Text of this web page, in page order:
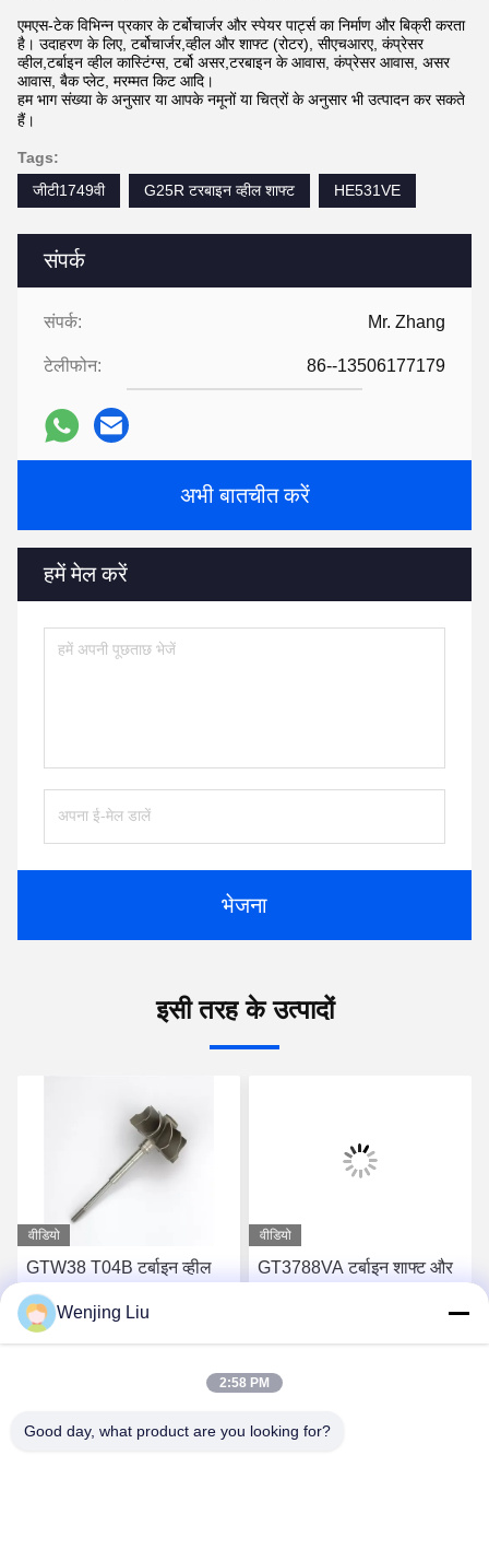
संपर्क
संपर्क: Mr. Zhang
टेलीफोन: 86--13506177179
अभी बातचीत करें
हमें मेल करें
भेजना
एमएस-टेक विभिन्न प्रकार के टर्बोचार्जर और स्पेयर पार्ट्स का निर्माण और बिक्री करता
है। उदाहरण के लिए, टर्बोचार्जर,व्हील और शाफ्ट (रोटर), सीएचआरए, कंप्रेसर
व्हील,टर्बाइन व्हील कास्टिंग्स, टर्बो असर,टरबाइन के आवास, कंप्रेसर आवास, असर
आवास, बैक प्लेट, मरम्मत किट आदि।
हम भाग संख्या के अनुसार या आपके नमूनों या चित्रों के अनुसार भी उत्पादन कर सकते
हैं।
Tags:
जीटी1749वी
G25R टरबाइन व्हील शाफ्ट HE531VE
इसी तरह के उत्पादों
वीडियो
GTW38 T04B टर्बाइन व्हील
शाफ्ट 407276-6 407276-19
446905-2 446905-5
टर्बोचार्जर के लिए
सबसे अच्छी कीमत पाएं
वीडियो
GT3788VA टर्बाइन शाफ्ट और
848212-5002S टर्बोचार्जर के
लिए
Wenjing Liu
2:58 PM
Good day, what product are you looking for?